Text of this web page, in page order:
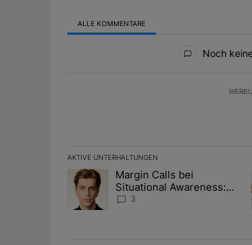
ALLE KOMMENTARE
Noch
AKTIVE UNTERHALTUNGEN
Das Folgende ist eine Liste der am
Ein Trendartikel mit dem Titel "Margin
Margin Calls bei
Situational Awareness:
Alles über den Retter-
3